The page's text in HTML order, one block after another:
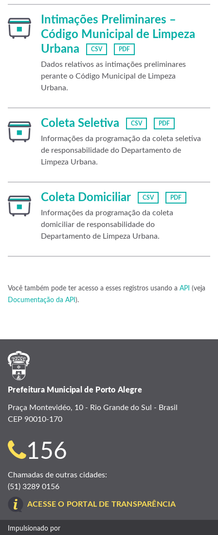
Intimações Preliminares –
Código Municipal de Limpeza
Urbana
CSV PDF
Dados relativos as intimações preliminares
perante o Código Municipal de Limpeza
Urbana.
Coleta Seletiva CSV PDF
Informações da programação da coleta seletiva
de responsabilidade do Departamento de
Limpeza Urbana.
Coleta Domiciliar CSV PDF
Informações da programação da coleta
domiciliar de responsabilidade do
Departamento de Limpeza Urbana.
Você também pode ter acesso a esses registros usando a API (veja
Documentação da API ).
Prefeitura Municipal de Porto Alegre
Praça Montevidéo, 10 - Rio Grande do Sul - Brasil
CEP 90010-170
Telefone
para
contato:
156
Chamadas de outras cidades:
(51) 3289 0156
ACESSE O PORTAL DE TRANSPARÊNCIA
Impulsionado por